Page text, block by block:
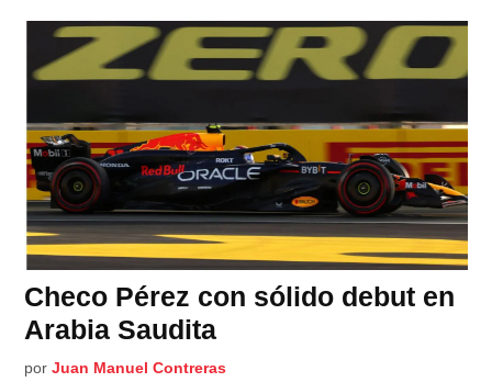
Checo Pérez con sólido debut en
Arabia Saudita
por Juan Manuel Contreras